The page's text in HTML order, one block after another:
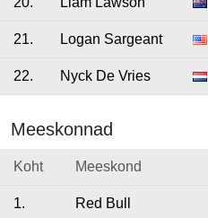
21. Logan Sargeant
22. Nyck De Vries
Meeskonnad
Koht Meeskond
1. Red Bull